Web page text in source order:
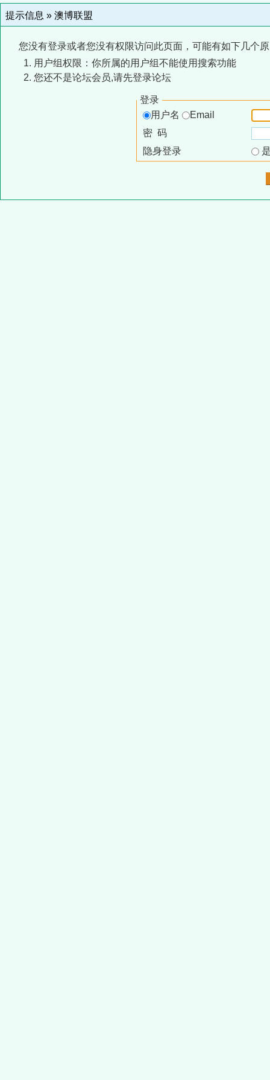
提示信息 » 澳博联盟
您没有登录或者您没有权限访问此页面，可能有如下几个
用户组权限：你所属的用户组不能使用搜索功能
您还不是论坛会员,请先登录论坛
登录
用户名
Email
密 码
隐身登录